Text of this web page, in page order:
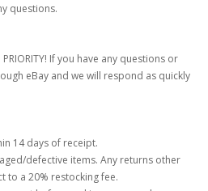
questions.
If you have any questions or
eBay and we will respond as quickly
14 days of receipt.
defective items. Any returns other
to a 20% restocking fee.